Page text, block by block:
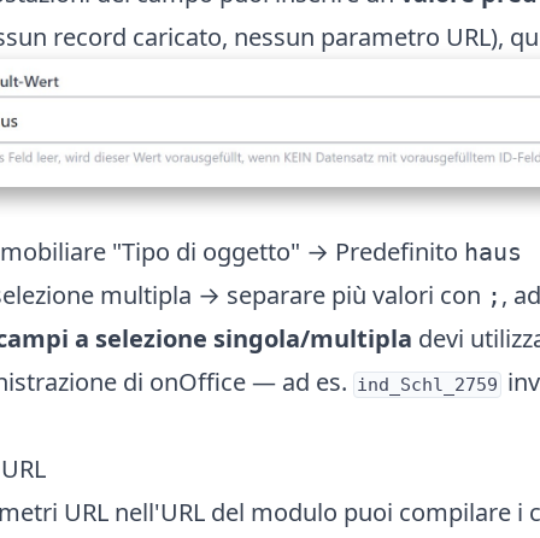
record caricato, nessun parametro URL),
"Tipo di oggetto" → Predefinito haus
multipla → separare più valori con ; ,
a selezione singola/multipla devi
di onOffice — ad es. ind_Schl_2759
URL nell'URL del modulo puoi compilare